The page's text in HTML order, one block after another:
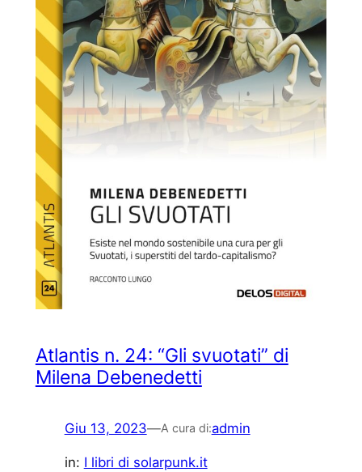
Atlantis n. 24: “Gli svuotati” di
Milena Debenedetti
Giu 13, 2023—A cura di:admin
in: I libri di solarpunk.it